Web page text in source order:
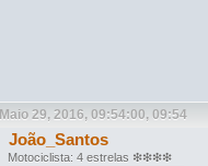
Maio 29, 2016, 09:54:00, 09:54
João_Santos
Motociclista: 4 estrelas ❇❇❇❇